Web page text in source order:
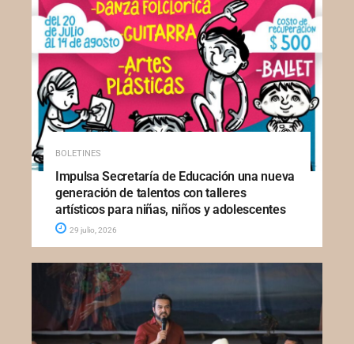
BOLETINES
Impulsa Secretaría de Educación una nueva
generación de talentos con talleres
artísticos para niñas, niños y adolescentes
29 julio, 2026